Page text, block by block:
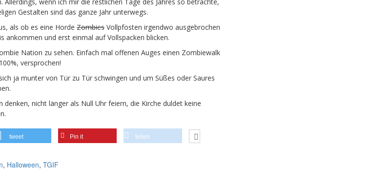
Gestalten sind das ganze Jahr unterwegs.
als ob es eine Horde Zombies Vollpfosten irgendwo ausgebrochen
ankommen und erst einmal auf Vollspacken blicken.
Nation zu sehen. Einfach mal offenen Auges einen Zombiewalk
versprochen!
ja munter von Tür zu Tür schwingen und um Süßes oder Saures
denken, nicht länger als Null Uhr feiern, die Kirche duldet keine
tweet Pin it teilen
, Halloween, TGIF